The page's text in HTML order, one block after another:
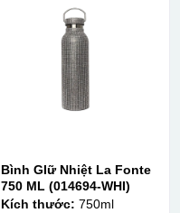
Bình GIữ Nhiệt La Fonte
750 ML (014694-WHI)
Kích thước: 750ml